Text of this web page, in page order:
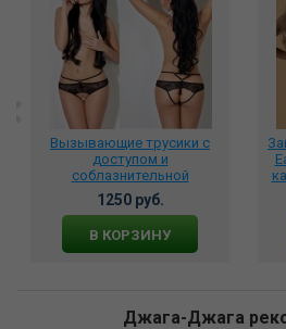
Вызывающие трусики с
доступом и
соблазнительной
кисточкой сзади (Easy to
love)
1250 руб.
В КОРЗИНУ
Джага-Джага